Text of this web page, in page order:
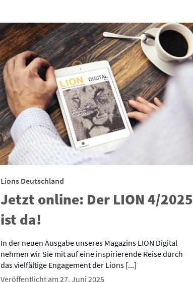
Lions Deutschland
Jetzt online: Der LION 4/2025
ist da!
In der neuen Ausgabe unseres Magazins LION Digital
nehmen wir Sie mit auf eine inspirierende Reise durch
das vielfältige Engagement der Lions [...]
Veröffentlicht am 27. Juni 2025